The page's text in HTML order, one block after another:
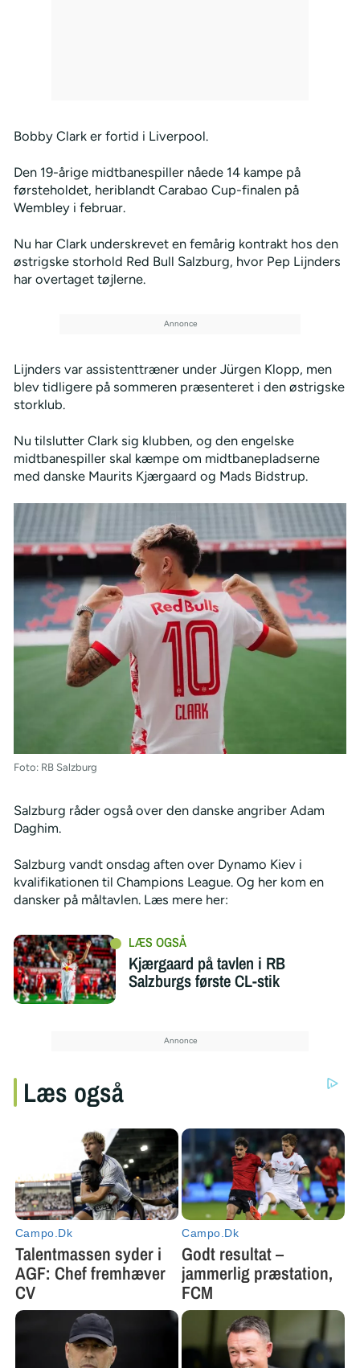
Bobby Clark er fortid i Liverpool.
Den 19-årige midtbanespiller nåede 14 kampe på
førsteholdet, heriblandt Carabao Cup-finalen på
Wembley i februar.
Nu har Clark underskrevet en femårig kontrakt hos den
østrigske storhold Red Bull Salzburg, hvor Pep Lijnders
har overtaget tøjlerne.
Lijnders var assistenttræner under Jürgen Klopp, men
blev tidligere på sommeren præsenteret i den østrigske
storklub.
Nu tilslutter Clark sig klubben, og den engelske
midtbanespiller skal kæmpe om midtbanepladserne
med danske Maurits Kjærgaard og Mads Bidstrup.
Foto: RB Salzburg
Salzburg råder også over den danske angriber Adam
Daghim.
Salzburg vandt onsdag aften over Dynamo Kiev i
kvalifikationen til Champions League. Og her kom en
dansker på måltavlen. Læs mere her:
Kjærgaard på tavlen i RB
Salzburgs første CL-stik